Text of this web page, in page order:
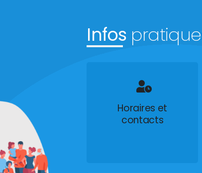
Infos
Horaires et
contacts